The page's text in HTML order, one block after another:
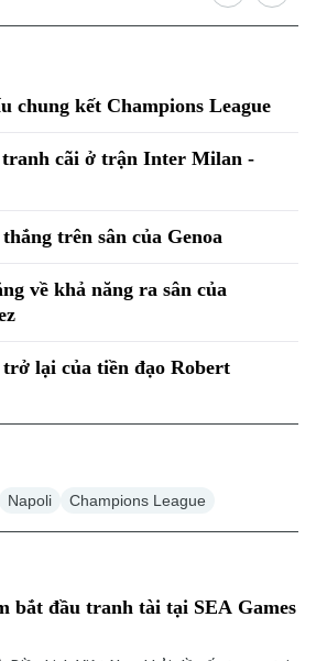
chung kết Champions League
tranh cãi ở trận Inter Milan -
trên sân của Genoa
về khả năng ra sân của
trở lại của tiền đạo Robert
Napoli Champions League
bắt đầu tranh tài tại SEA Games